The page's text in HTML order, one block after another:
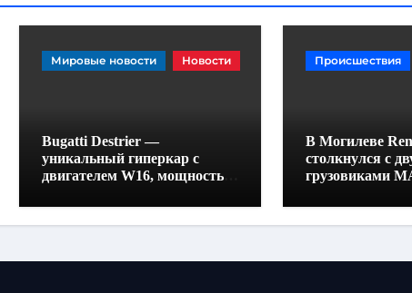
Мировые новости Новости
Bugatti Destrier —
уникальный гиперкар с
двигателем W16, мощностью
высотой всего один метр
Происшествия
В Могилеве
столкнулся с
грузовиками